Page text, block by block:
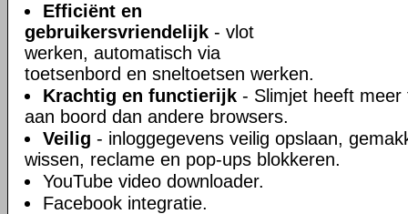
Efficiënt en
gebruikersvriendelijk - vlot
werken, automatisch via
toetsenbord en sneltoetsen werken.
Krachtig en functierijk - Slimjet heeft
aan boord dan andere browsers.
Veilig - inloggegevens veilig opslaan,
wissen, reclame en pop-ups blokkeren.
YouTube video downloader.
Facebook integratie.